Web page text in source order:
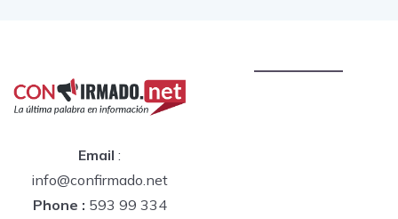
Email :
info@confirmado.net
Phone : 593 99 334